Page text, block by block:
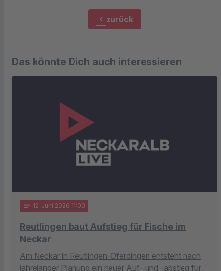
chevron_left zurück
Das könnte Dich auch interessieren
notes 12. Juni 2026 11:00
Reutlingen baut Aufstieg für Fische im
Neckar
Am Neckar in Reutlingen-Oferdingen entsteht nach
jahrelanger Planung ein neuer Auf- und -abstieg für